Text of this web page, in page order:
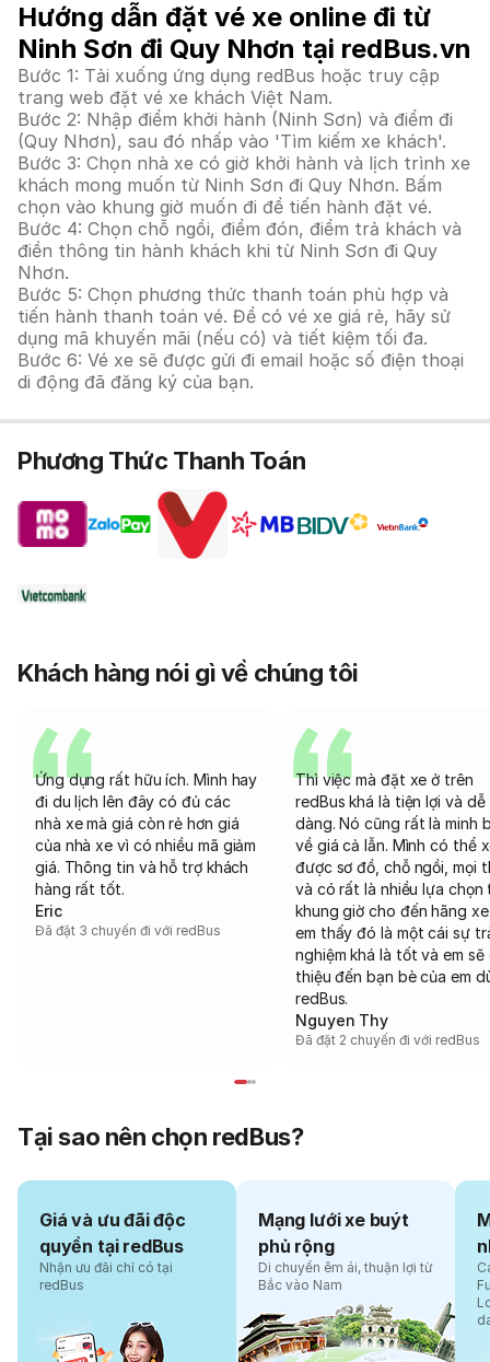
Hướng dẫn đặt vé xe online đi từ
Ninh Sơn đi Quy Nhơn tại redBus.vn
Bước 1: Tải xuống ứng dụng redBus hoặc truy cập
trang web đặt vé xe khách Việt Nam.
Bước 2: Nhập điểm khởi hành (Ninh Sơn) và điểm đi
(Quy Nhơn), sau đó nhấp vào 'Tìm kiếm xe khách'.
Bước 3: Chọn nhà xe có giờ khởi hành và lịch trình xe
khách mong muốn từ Ninh Sơn đi Quy Nhơn. Bấm
chọn vào khung giờ muốn đi để tiến hành đặt vé.
Bước 4: Chọn chỗ ngồi, điểm đón, điểm trả khách và
điền thông tin hành khách khi từ Ninh Sơn đi Quy
Nhơn.
Bước 5: Chọn phương thức thanh toán phù hợp và
tiến hành thanh toán vé. Để có vé xe giá rẻ, hãy sử
dụng mã khuyến mãi (nếu có) và tiết kiệm tối đa.
Bước 6: Vé xe sẽ được gửi đi email hoặc số điện thoại
di động đã đăng ký của bạn.
Phương Thức Thanh Toán
Khách hàng nói gì về chúng tôi
Ứng dụng rất hữu ích. Mình hay
đi du lịch lên đây có đủ các
nhà xe mà giá còn rẻ hơn giá
của nhà xe vì có nhiều mã giảm
giá. Thông tin và hỗ trợ khách
hàng rất tốt.
Eric
Đã đặt 3 chuyến đi với redBus
Thì việc mà đặt xe ở trên
redBus khá là tiện lợi và dễ
dàng. Nó cũng rất là minh
về giá cả lẫn. Mình có thể
được sơ đồ, chỗ ngồi, mọi
và có rất là nhiều lựa chọn
khung giờ cho đến hãng
em thấy đó là một cái sự
nghiệm khá là tốt và em sẽ
thiệu đến bạn bè của em
redBus.
Nguyen Thy
Đã đặt 2 chuyến đi với redBus
Tại sao nên chọn redBus?
Giá và ưu đãi độc
quyền tại redBus
Nhận ưu đãi chỉ có tại
redBus
Mạng lưới xe buýt
phủ rộng
Di chuyển êm ái, thuận lợi từ
Bắc vào Nam